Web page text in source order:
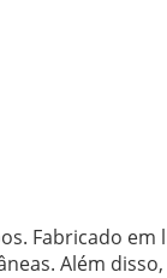
Fabricado
Além